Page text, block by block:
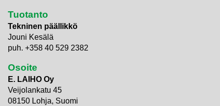
Tuotanto
Tekninen päällikkö
Jouni Kesälä
puh. +358 40 529 2382
Osoite
E. LAIHO Oy
Veijolankatu 45
08150 Lohja, Suomi